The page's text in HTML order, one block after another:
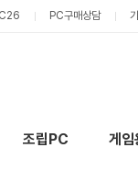
PC구매상담
조립PC 게